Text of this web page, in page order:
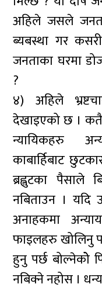
अहिले जसले
ब्यबस्था गर
जनताका घरमा
?
४) अहिले
देखाइएको छ । कतै
न्यायिकहरु
काबार्हिबाट
ब्रह्लुटका पैसाले
नबिताउन ।
अनाहकमा
फाइलहरु खोलिनु
हुनु पर्छ बोल्नेकोे
नबिक्ने नहोस ।